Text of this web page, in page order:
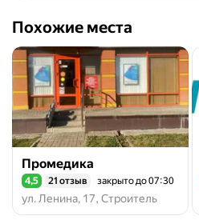
Похожие места
Промедика
Рейтинг 4,5 из 5
4,5 21 отзыв закрыто до 07:30
ул. Ленина, 17, Строитель